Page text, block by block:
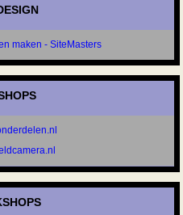
maken - SiteMasters